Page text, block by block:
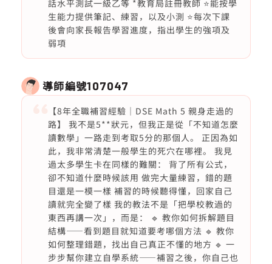
話水平測試一級乙等 *教育局註冊教師 ⭐️能按學
生能力提供筆記、練習，以及小測 ⭐️每次下課
後會向家長報告學習進度，指出學生的強項及
弱項
導師編號107047
【8年全職補習經驗｜DSE Math 5 親身走過的
路】 我不是5**狀元，但我正是從「不知道怎麼
讀數學」一路走到考取5分的那個人。 正因為如
此，我非常清楚一般學生的死穴在哪裡。 我見
過太多學生卡在同樣的難關： 背了所有公式，
卻不知道什麼時候該用 做完大量練習，錯的題
目還是一模一樣 補習的時候聽得懂，回家自己
讀就完全變了樣 我的教法不是「把學校教過的
東西再講一次」，而是： 🔹 教你如何拆解題目
結構——看到題目就知道要考哪個方法 🔹 教你
如何整理錯題，找出自己真正不懂的地方 🔹 一
步步幫你建立自學系統——補習之後，你自己也